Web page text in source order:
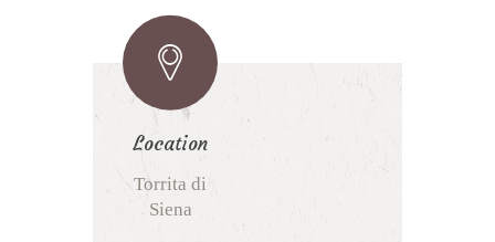
Location
Torrita di
Siena